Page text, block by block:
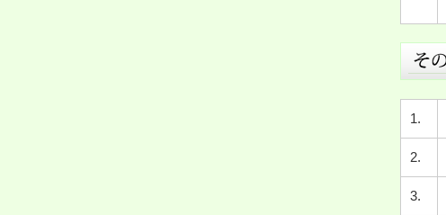
1.
2.
3.